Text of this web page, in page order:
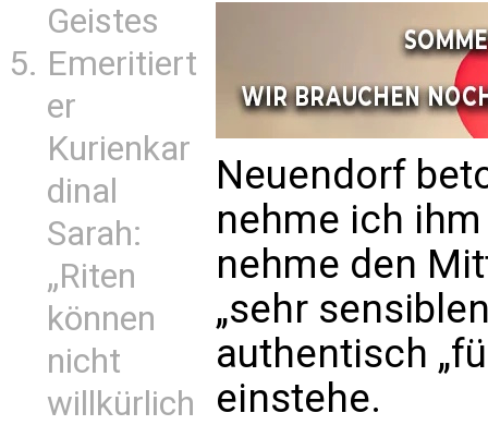
Geistes
Emeritiert
er
Kurienkar
dinal
Sarah:
„Riten
können
nicht
willkürlich
Neuendorf
nehme ich
nehme den
„sehr
authentisch
einstehe.